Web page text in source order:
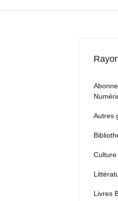
Autres
Culture
Livres